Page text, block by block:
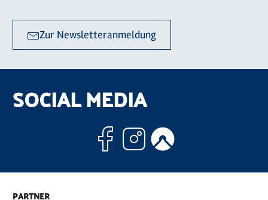
Zur Newsletteranmeldung
SOCIAL MEDIA
Facebook
Instagram
PARTNER